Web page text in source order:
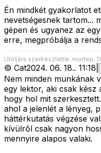
Én mindkét gyakorlatot
nevetségesnek tartom...
gépen és ugyanez az
erre, megpróbálja a
Utoljára szerkesztette: mortep,
© Cat2024. 06. 18.. 11:18
Nem minden munkának
egy lektor, aki csak kész
hogy hol mit
ahol a jelenlét a lényeg,
háttérkutatás végzése
kívülről csak nagyon
mennyire alapos valaki.